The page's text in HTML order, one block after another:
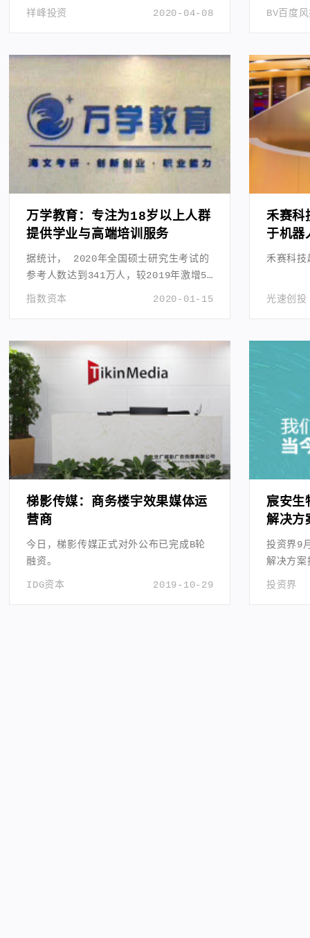
域。
2020-04-08
祥峰投资 BV百度
万学教育：专注为18岁以上人群
提供学业与高端培训服务
据统计， 2020年全国硕士研究生考试的
参考人数达到341万人，较2019年激增50
万人，再创历史新高。
2020-01-15
指数资本
禾赛科
于机器
（3D
禾赛科技
光速创投
梯影传媒：商务楼宇效果媒体运
营商
今日，梯影传媒正式对外公布已完成B轮
融资。
2019-10-29
IDG资本
宸安生
解决方
投资界9
解决方案
资。
投资界